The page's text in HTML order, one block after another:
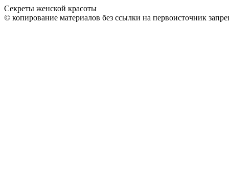
Секреты женской красоты
© копирование материалов без ссылки на первоисточник